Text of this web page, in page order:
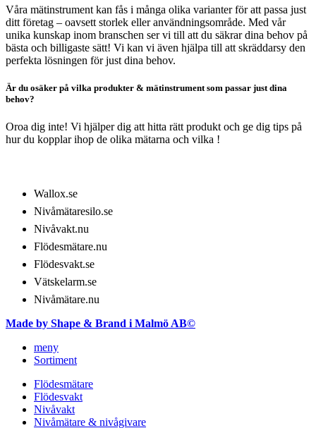
Våra mätinstrument kan fås i många olika varianter för att passa just
ditt företag – oavsett storlek eller användningsområde. Med vår
unika kunskap inom branschen ser vi till att du säkrar dina behov på
bästa och billigaste sätt! Vi kan vi även hjälpa till att skräddarsy den
perfekta lösningen för just dina behov.
Är du osäker på vilka produkter & mätinstrument som passar just dina
behov?
Oroa dig inte! Vi hjälper dig att hitta rätt produkt och ge dig tips på
hur du kopplar ihop de olika mätarna och vilka !
Wallox.se
Nivåmätaresilo.se
Nivåvakt.nu
Flödesmätare.nu
Flödesvakt.se
Vätskelarm.se
Nivåmätare.nu
Made by Shape & Brand i Malmö AB©
meny
Sortiment
Flödesmätare
Flödesvakt
Nivåvakt
Nivåmätare & nivågivare